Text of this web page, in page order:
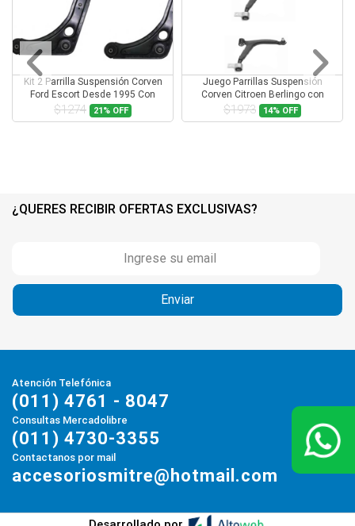
Kit 2 Parrilla Suspensión Corven
Ford Escort Desde 1995 Con
Rotula
$1274 21% OFF
Juego Parrillas Suspensión
Corven Citroen Berlingo con
Rotula
$1973 14% OFF
¿QUERES RECIBIR OFERTAS EXCLUSIVAS?
Atención Telefónica
(011) 4761 - 8047
Consultas Mercadolibre
(011) 4730-3355
Contactanos por mail
accesoriosmitre@hotmail.com